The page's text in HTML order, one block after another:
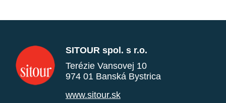
SITOUR spol. s r.o.
Terézie Vansovej 10
974 01 Banská Bystrica
www.sitour.sk